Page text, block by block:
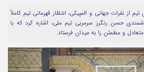
ترکیب 50 درصدی تیم از نفرات جهانی و المپیکی، انتظار قهرمانی تیم کاملاً
حسن رنگرز سرمربی تیم ملی، اشاره کرد که با
و مطمئن را به میدان فرستاد.